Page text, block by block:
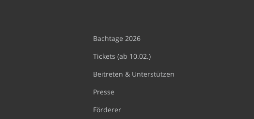
Bachtage 2026
Tickets (ab 10.02.)
Beitreten & Unterstützen
Presse
Förderer